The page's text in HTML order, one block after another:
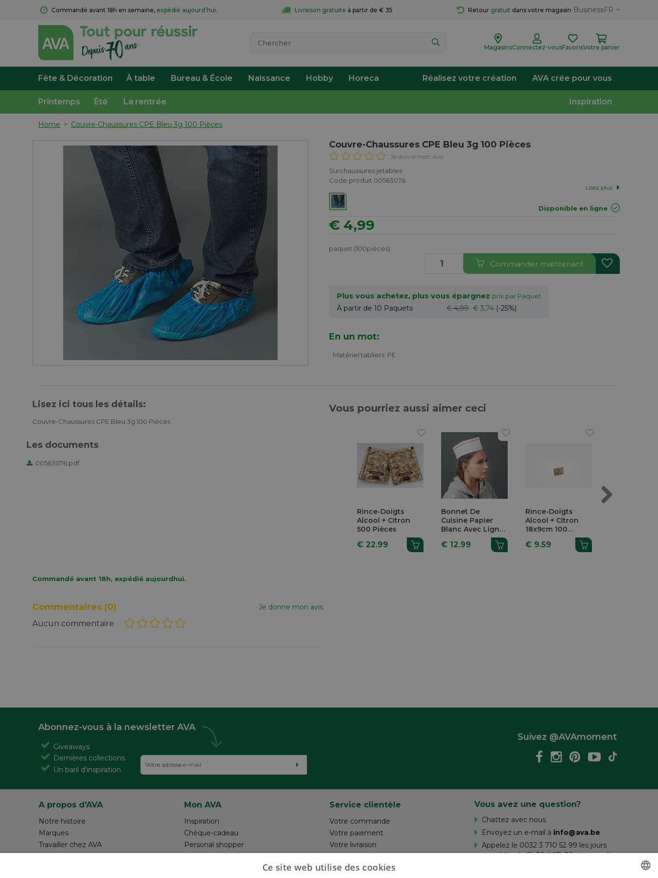
Commandé avant 18h en semaine, expédié aujourd’hui. Livraison gratuite à partir de € 35 Retour gratuit dans votre magasin BusinessFR
MagasinsConnectez-vousFavorisVotre panier
Fête & Décoration À table Bureau & École Naissance Hobby Horeca Réalisez votre création AVA crée pour vous
Printemps Été La rentrée Inspiration
Home > Couvre-Chaussures CPE Bleu 3g 100 Pièces
Couvre-Chaussures CPE Bleu 3g 100 Pièces
Je donne mon avis
Surchaussures jetables
Code produit 00563076
Lisez plus
Disponible en ligne
€ 4,99
paquet (100pièces)
Commander maintenant
Plus vous achetez, plus vous épargnez prix par Paquet
À partir de 10 Paquets € 4,99 € 3,74 (-25%)
En un mot:
Matériel tabliers: PE
Lisez ici tous les détails:
Couvre-Chaussures CPE Bleu 3g 100 Pièces
Les documents
00563076.pdf
Vous pourriez aussi aimer ceci
Rince-Doigts
Alcool + Citron
500 Pièces
€ 22.99
Bonnet De
Cuisine Papier
Blanc Avec Ligne
Rouge 100 Pièces
€ 12.99
Rince-Doigts
Alcool + Citron
18x9cm 100
€ 9.59
Commandé avant 18h, expédié aujourdhui.
Commentaires (0) Je donne mon avis
Aucun commentaire
Abonnez-vous à la newsletter AVA
Giveaways
Dernières collections
Un baril d'inspiration
Suivez @AVAmoment
A propos d'AVA
Notre histoire
Marques
Travailler chez AVA
Mon AVA
Inspiration
Chèque-cadeau
Personal shopper
Rédiger un commentaire
Service clientèle
Votre commande
Votre paiement
Votre livraison
Réalisez votre création
Vous avez une question?
Chattez avec nous
Envoyez un e-mail à info@ava.be
Appelez le 0032 3 710 52 99 les jours
ouvrables de 8h30 à 17h30 et samedi
Ce site web utilise des cookies